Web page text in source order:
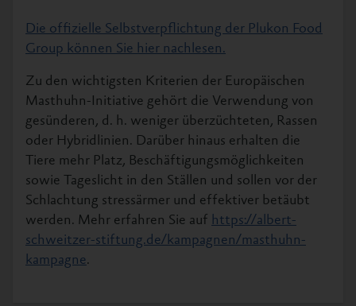
Die offizielle Selbstverpflichtung der Plukon Food
Group können Sie hier nachlesen.
Zu den wichtigsten Kriterien der Europäischen
Masthuhn-Initiative gehört die Verwendung von
gesünderen, d. h. weniger überzüchteten, Rassen
oder Hybridlinien. Darüber hinaus erhalten die
Tiere mehr Platz, Beschäftigungsmöglichkeiten
sowie Tageslicht in den Ställen und sollen vor der
Schlachtung stressärmer und effektiver betäubt
werden. Mehr erfahren Sie auf https://albert-
schweitzer-stiftung.de/kampagnen/masthuhn-
kampagne.